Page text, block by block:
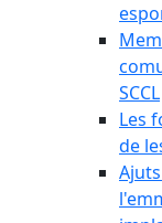
SCCL
Les
de